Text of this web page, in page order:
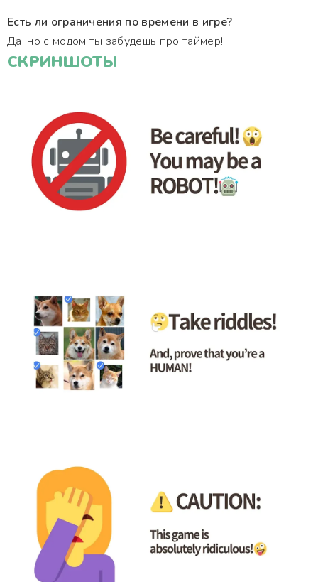
Есть ли ограничения по времени в игре?
Да, но с модом ты забудешь про таймер!
СКРИНШОТЫ